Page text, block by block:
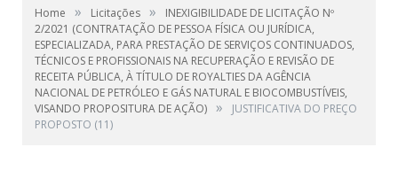
Home » Licitações »
INEXIGIBILIDADE DE LICITAÇÃO Nº
2/2021 (CONTRATAÇÃO DE PESSOA FÍSICA OU JURÍDICA,
ESPECIALIZADA, PARA PRESTAÇÃO DE SERVIÇOS CONTINUADOS,
TÉCNICOS E PROFISSIONAIS NA RECUPERAÇÃO E REVISÃO DE
RECEITA PÚBLICA, À TÍTULO DE ROYALTIES DA AGÊNCIA
NACIONAL DE PETRÓLEO E GÁS NATURAL E BIOCOMBUSTÍVEIS,
VISANDO PROPOSITURA DE AÇÃO) »
JUSTIFICATIVA DO PREÇO
PROPOSTO (11)